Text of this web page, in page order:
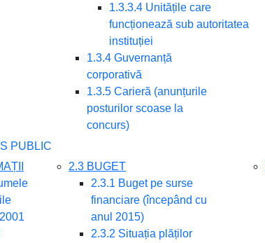
1.3.3.4 Unitățile care
funcționează sub autoritatea
instituției
1.3.4 Guvernanță
corporativă
1.3.5 Carieră (anunțurile
posturilor scoase la
concurs)
PUBLIC
2.3 BUGET
2.3.1 Buget pe surse
financiare (începând cu
anul 2015)
2.3.2 Situația plăților